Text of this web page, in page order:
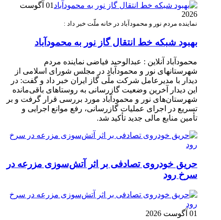
01 آگوست
2026
نماینده مردم نور و محمودآباد در خانه ملّت خبر داد :
بهبود شبکه خط انتقال گاز نور به محمودآباد
محمودآباد آنلاین : عبدالوحید فیاضی نماینده مردم
شهرستانهای نور و محمودآباد در مجلس شورای اسلامی از
دیدار با مدیرعامل شرکت ملّی گاز ایران خبر داد و گفت: در
این دیدار آخرین وضعیت گازرسانی به روستاهای باقی‌مانده
شهرستان‌های نور و محمودآباد مورد بررسی قرار گرفت و بر
تسریع در اجرای عملیات گازرسانی، رفع موانع اجرایی و
تأمین منابع مالی جدید تأکید شد.
حریق خودروی تصادفی بر اثر آتش‌سوزی مزرعه در
سرخ رود
01 آگوست 2026